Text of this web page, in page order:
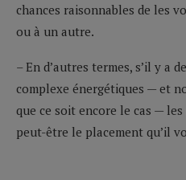
chances raisonnables de les
ou à un autre.
– En d’autres termes, s’il y a
complexe énergétiques — et
que ce soit encore le cas —
peut-être le placement qu’il